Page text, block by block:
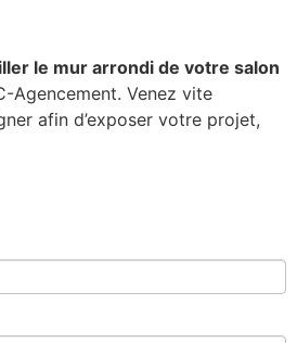
le mur arrondi de votre salon
Agencement. Venez vite
afin d’exposer votre projet,